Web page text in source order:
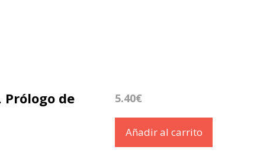
Prólogo de
5.40€
Añadir al carrito